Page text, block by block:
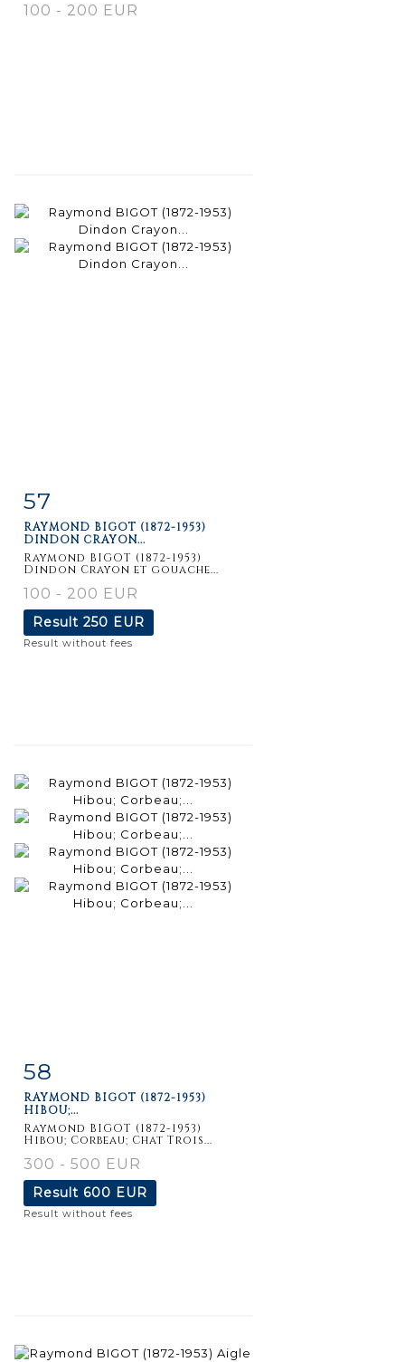
100 - 200 EUR
Item detail
57
RAYMOND BIGOT (1872-1953)
DINDON CRAYON...
Raymond BIGOT (1872-1953)
Dindon Crayon et gouache...
100 - 200 EUR
Result 250 EUR
Result without fees
Item detail
58
RAYMOND BIGOT (1872-1953)
HIBOU;...
Raymond BIGOT (1872-1953)
Hibou; Corbeau; Chat Trois...
300 - 500 EUR
Result 600 EUR
Result without fees